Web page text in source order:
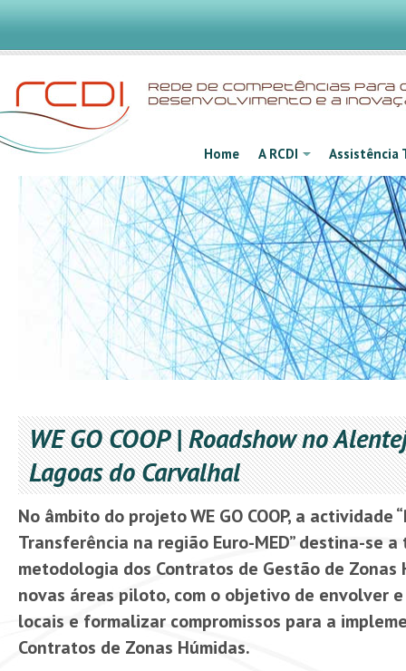
Home A RCDI Assistência
WE GO COOP | Roadshow no
Lagoas do Carvalhal
No âmbito do projeto WE GO COOP, a actividade
Transferência na região Euro-MED” destina-se
metodologia dos Contratos de Gestão de Zonas
novas áreas piloto, com o objetivo de envolver
locais e formalizar compromissos para a
Contratos de Zonas Húmidas.